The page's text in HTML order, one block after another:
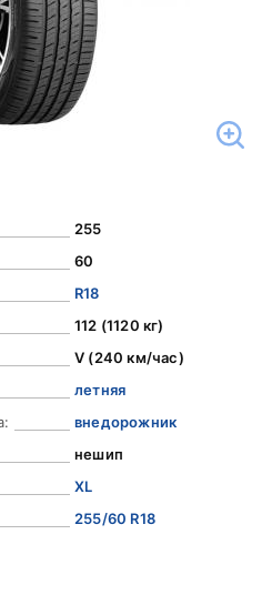
255
60
R18
112 (1120 кг)
V (240 км/час)
летняя
внедорожник
нешип
XL
255/60 R18